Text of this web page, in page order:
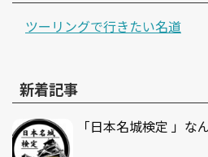
ツーリングで行きたい名道
新着記事
「日本名城検定 」な